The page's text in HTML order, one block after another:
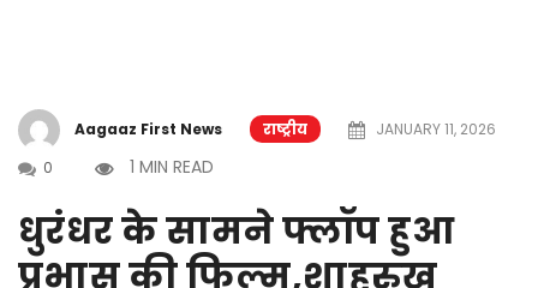
Aagaaz First News राष्ट्रीय
JANUARY 11, 2026
0
1 MIN READ
धुरंधर के सामने फ्लॉप हुआ
प्रभास की फिल्म,शाहरुख